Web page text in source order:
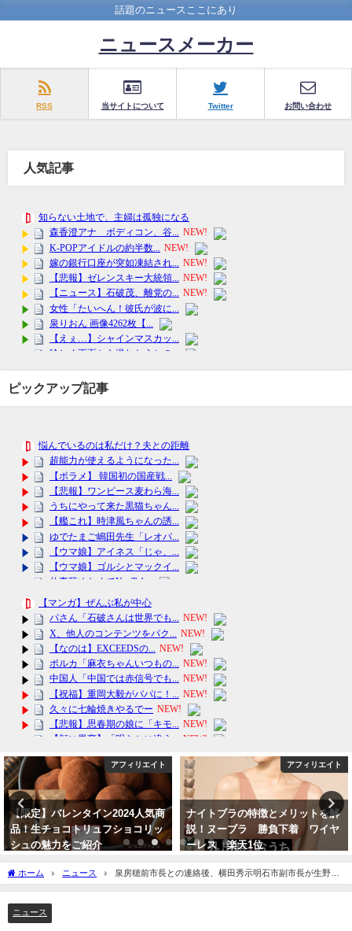
話題のニュースここにあり
ニュースメーカー
RSS 当サイトについて Twitter お問い合わせ
人気記事
ピックアップ記事
アフィリエイト
【限定】バレンタイン2024人気商
品！生チョコトリュフショコリッ
シュの魅力をご紹介
アフィリエイト
ナイトブラの特徴とメリットを解
説！ヌーブラ 勝負下着 ワイヤ
ーレス 楽天1位
ホーム ニュース
泉房穂前市長との連絡後、横田秀示明石市副市長が生野高
原カントリークラブで突然死！
ニュース